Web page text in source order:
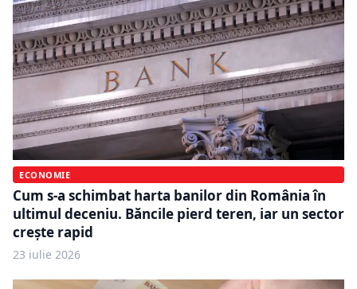
ECONOMIE
Cum s-a schimbat harta banilor din România în
ultimul deceniu. Băncile pierd teren, iar un sector
crește rapid
23 iulie 2026